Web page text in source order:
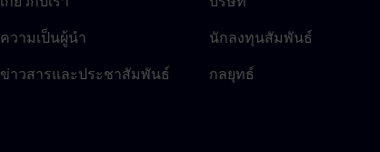
ความเป็นผู้นำ
ข่าวสารและประชาสัมพันธ์
นักลงทุนสัมพันธ์
กลยุทธ์